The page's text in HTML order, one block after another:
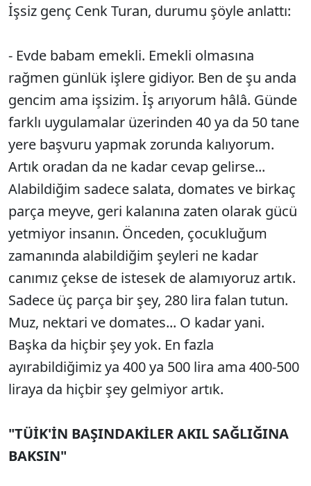
İşsiz genç Cenk Turan, durumu şöyle anlattı:
- Evde babam emekli. Emekli olmasına
rağmen günlük işlere gidiyor. Ben de şu anda
gencim ama işsizim. İş arıyorum hâlâ. Günde
farklı uygulamalar üzerinden 40 ya da 50 tane
yere başvuru yapmak zorunda kalıyorum.
Artık oradan da ne kadar cevap gelirse...
Alabildiğim sadece salata, domates ve birkaç
parça meyve, geri kalanına zaten olarak gücü
yetmiyor insanın. Önceden, çocukluğum
zamanında alabildiğim şeyleri ne kadar
canımız çekse de istesek de alamıyoruz artık.
Sadece üç parça bir şey, 280 lira falan tutun.
Muz, nektari ve domates... O kadar yani.
Başka da hiçbir şey yok. En fazla
ayırabildiğimiz ya 400 ya 500 lira ama 400-500
liraya da hiçbir şey gelmiyor artık.
"TÜİK'İN BAŞINDAKİLER AKIL SAĞLIĞINA
BAKSIN"